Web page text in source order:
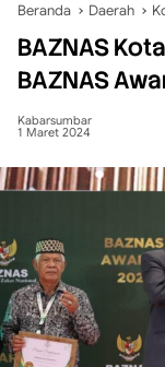
Beranda Daerah
BAZNAS
BAZNAS
Kabarsumbar
1 Maret 2024